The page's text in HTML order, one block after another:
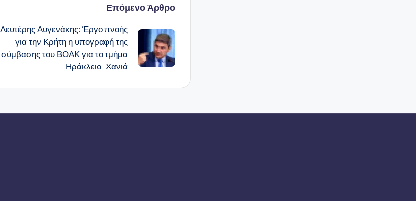
Επόμενο Άρθρο
Λευτέρης Αυγενάκης: Έργο πνοής
για την Κρήτη η υπογραφή της
σύμβασης του ΒΟΑΚ για το τμήμα
Ηράκλειο-Χανιά